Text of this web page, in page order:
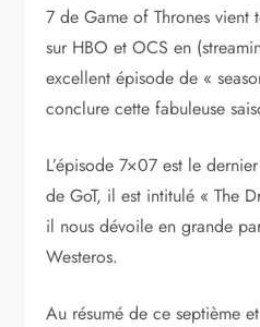
7 de Game of Thrones vient
sur HBO et OCS en
excellent épisode de «
conclure cette fabuleuse
L’épisode 7×07 est le
de GoT, il est intitulé « The
il nous dévoile en grande
Westeros.
Au résumé de ce septième